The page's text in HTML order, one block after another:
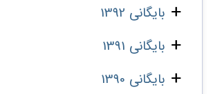
بایگانی 1392
بایگانی 1391
بایگانی 1390